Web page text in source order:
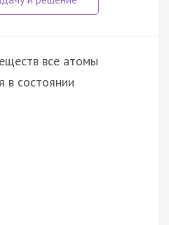
все атомы
в состоянии